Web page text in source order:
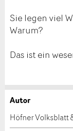
Sie legen viel
Warum?
Das ist ein
Anzeige
Anzeige
Autor
Höfner Volksblatt